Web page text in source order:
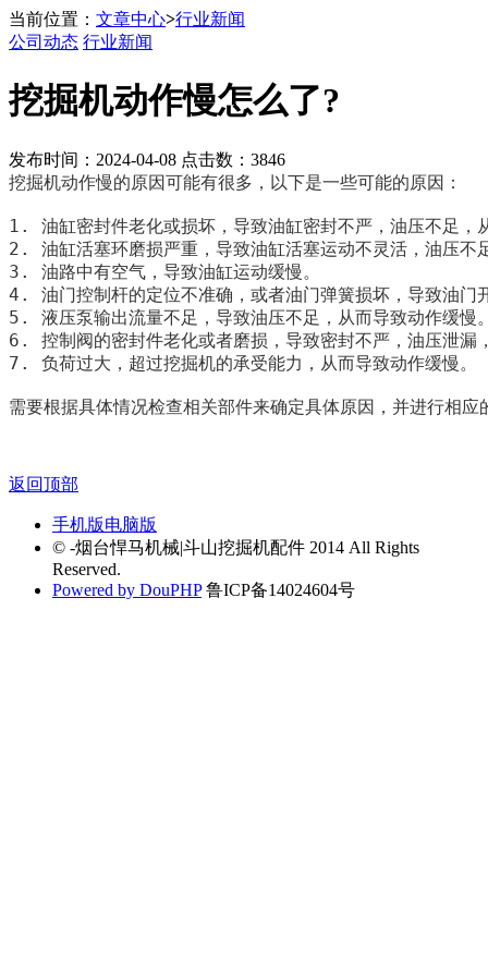
当前位置： 文章中心>行业新闻
公司动态 行业新闻
挖掘机动作慢怎么了?
发布时间：2024-04-08 点击数：3846
挖掘机动作慢的原因可能有很多，以下是一些可能的原因：
1. 油缸密封件老化或损坏，导致油缸密封不严，油压不足，
2. 油缸活塞环磨损严重，导致油缸活塞运动不灵活，油压不
3. 油路中有空气，导致油缸运动缓慢。
4. 油门控制杆的定位不准确，或者油门弹簧损坏，导致油门
5. 液压泵输出流量不足，导致油压不足，从而导致动作缓慢
6. 控制阀的密封件老化或者磨损，导致密封不严，油压泄漏
7. 负荷过大，超过挖掘机的承受能力，从而导致动作缓慢。
需要根据具体情况检查相关部件来确定具体原因，并进行相应
返回顶部
手机版电脑版
© -烟台悍马机械|斗山挖掘机配件 2014 All Rights
Reserved.
Powered by DouPHP鲁ICP备14024604号